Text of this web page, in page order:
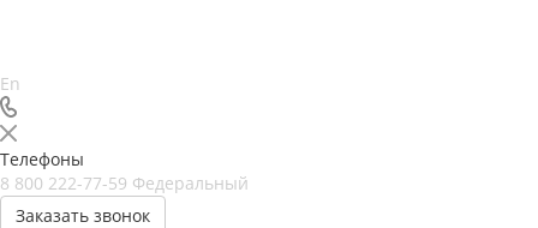
En
Телефоны
8 800 222-77-59 Федеральный
Заказать звонок